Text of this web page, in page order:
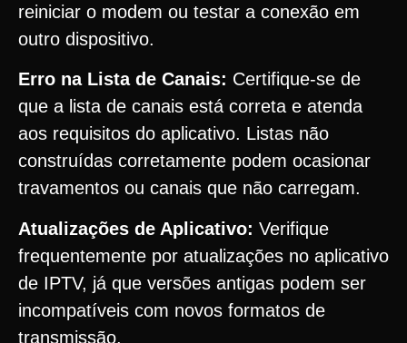
reiniciar o modem ou testar a conexão em
outro dispositivo.
Erro na Lista de Canais: Certifique-se de
que a lista de canais está correta e atenda
aos requisitos do aplicativo. Listas não
construídas corretamente podem ocasionar
travamentos ou canais que não carregam.
Atualizações de Aplicativo: Verifique
frequentemente por atualizações no aplicativo
de IPTV, já que versões antigas podem ser
incompatíveis com novos formatos de
transmissão.